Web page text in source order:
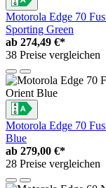
Motorola Edge 70
Sporting Green
ab 274,49 €*
38 Preise vergleichen
Motorola Edge 70
Blue
ab 279,00 €*
28 Preise vergleichen